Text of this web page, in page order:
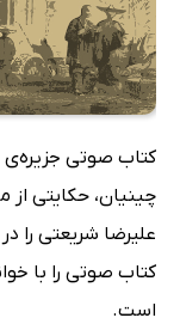
کتاب صوتی جزیره‌ی
چینیان، حکایتی از
علیرضا شریعتی را
کتاب صوتی را با
است.